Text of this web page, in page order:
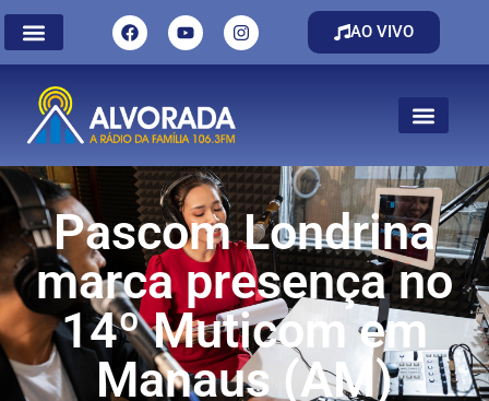
AO VIVO
Pascom Londrina
marca presença no
14º Muticom em
Manaus (AM)